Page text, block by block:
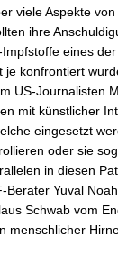
viele Aspekte
ihre
eines
konfrontiert
US-Journalisten
mit künstlicher
eingesetzt
oder sie
in diesen
Berater Yuval
Schwab vom
menschlicher